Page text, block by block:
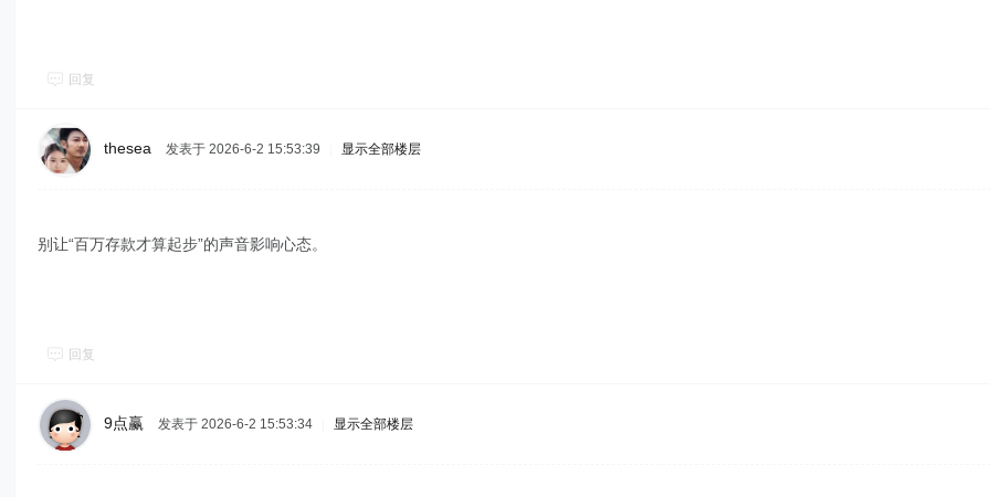
回复
thesea 发表于 2026-6-2 15:53:39 显示全部楼层
别让“百万存款才算起步”的声音影响心态。
回复
9点赢 发表于 2026-6-2 15:53:34 显示全部楼层